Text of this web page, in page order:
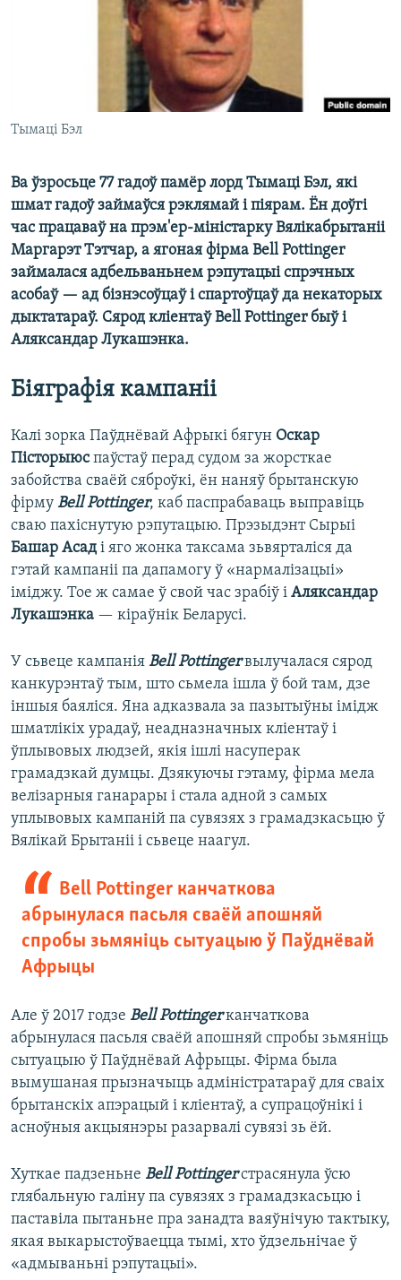
НА ХВАЛЯХ СВАБОДЫ
Тымаці Бэл
Ва ўзросьце 77 гадоў памёр лорд Тымаці Бэл, які
шмат гадоў займаўся рэклямай і піярам. Ён доўгі
час працаваў на прэм'ер-міністарку Вялікабрытаніі
Маргарэт Тэтчар, а ягоная фірма Bell Pottinger
займалася адбельваньнем рэпутацыі спрэчных
асобаў — ад бізнэсоўцаў і спартоўцаў да некаторых
дыктатараў. Сярод кліентаў Bell Pottinger быў і
Аляксандар Лукашэнка.
Біяграфія кампаніі
Калі зорка Паўднёвай Афрыкі бягун Оскар
Пісторыюспаўстаў перад судом за жорсткае
забойства сваёй сяброўкі, ён наняў брытанскую
фірму Bell Pottinger, каб паспрабаваць выправіць
сваю пахіснутую рэпутацыю. Прэзыдэнт Сырыі
Башар Асаді яго жонка таксама зьвярталіся да
гэтай кампаніі па дапамогу ў «нармалізацыі»
іміджу. Тое ж самае ў свой час зрабіў і Аляксандар
Лукашэнка — кіраўнік Беларусі.
У сьвеце кампанія Bell Pottingerвылучалася сярод
канкурэнтаў тым, што сьмела ішла ў бой там, дзе
іншыя баяліся. Яна адказвала за пазытыўны імідж
шматлікіх урадаў, неадназначных кліентаў і
ўплывовых людзей, якія ішлі насуперак
грамадзкай думцы. Дзякуючы гэтаму, фірма мела
велізарныя ганарары і стала адной з самых
уплывовых кампаній па сувязях з грамадзкасьцю ў
Вялікай Брытаніі і сьвеце наагул.
Bell Pottinger канчаткова
абрынулася пасьля сваёй апошняй
спробы зьмяніць сытуацыю ў Паўднёвай
Афрыцы
Але ў 2017 годзе Bell Pottingerканчаткова
абрынулася пасьля сваёй апошняй спробы зьмяніць
сытуацыю ў Паўднёвай Афрыцы. Фірма была
вымушаная прызначыць адміністратараў для сваіх
брытанскіх апэрацый і кліентаў, а супрацоўнікі і
асноўныя акцыянэры разарвалі сувязі зь ёй.
Хуткае падзеньне Bell Pottingerстрасянула ўсю
глябальную галіну па сувязях з грамадзкасьцю і
паставіла пытаньне пра занадта ваяўнічую тактыку,
якая выкарыстоўваецца тымі, хто ўдзельнічае ў
«адмываньні рэпутацыі».